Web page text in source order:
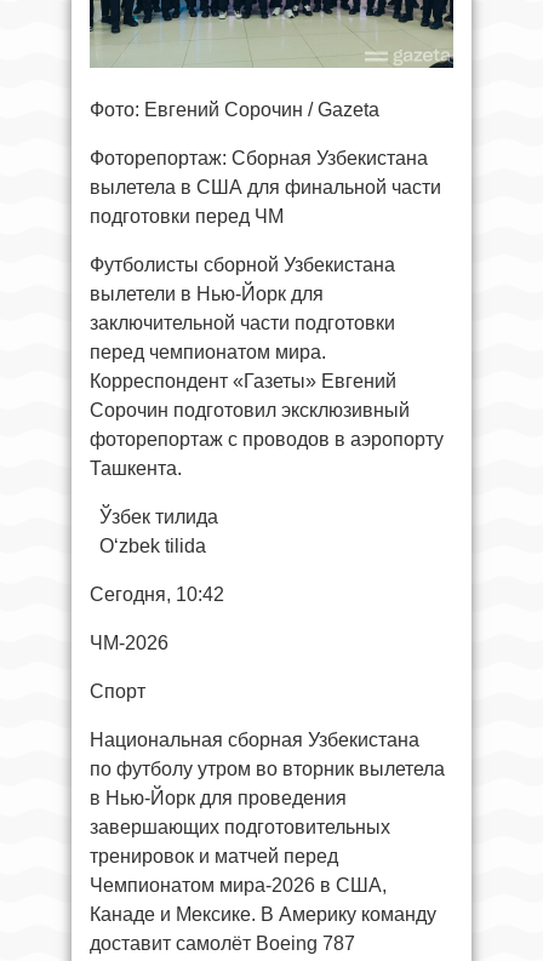
Фото: Евгений Сорочин / Gazeta
Фоторепортаж: Сборная Узбекистана
вылетела в США для финальной части
подготовки перед ЧМ
Футболисты сборной Узбекистана
вылетели в Нью-Йорк для
заключительной части подготовки
перед чемпионатом мира.
Корреспондент «Газеты» Евгений
Сорочин подготовил эксклюзивный
фоторепортаж с проводов в аэропорту
Ташкента.
Ўзбек тилида
O‘zbek tilida
Сегодня, 10:42
ЧМ-2026
Спорт
Национальная сборная Узбекистана
по футболу утром во вторник вылетела
в Нью-Йорк для проведения
завершающих подготовительных
тренировок и матчей перед
Чемпионатом мира-2026 в США,
Канаде и Мексике. В Америку команду
доставит самолёт Boeing 787